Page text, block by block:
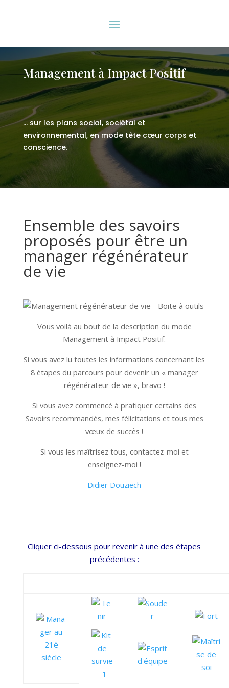
Management à Impact Positif
… sur les plans social, sociétal et
environnemental, en mode tête cœur corps et
conscience.
Ensemble des savoirs
proposés pour être un
manager régénérateur
de vie
Vous voilà au bout de la description du mode
Management à Impact Positif.
Si vous avez lu toutes les informations concernant les
8 étapes du parcours pour devenir un « manager
régénérateur de vie », bravo !
Si vous avez commencé à pratiquer certains des
Savoirs recommandés, mes félicitations et tous mes
vœux de succès !
Si vous les maîtrisez tous, contactez-moi et
enseignez-moi !
Didier Douziech
Cliquer ci-dessous pour revenir à une des étapes
précédentes :